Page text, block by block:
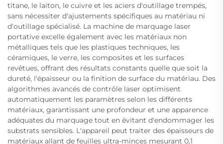
titane, le laiton, le cuivre et les aciers d'outillage trempés,
sans nécessiter d'ajustements spécifiques au matériau ni
d'outillage spécialisé. La machine de marquage laser
portative excelle également avec les matériaux non
métalliques tels que les plastiques techniques, les
céramiques, le verre, les composites et les surfaces
revêtues, offrant des résultats constants quelle que soit la
dureté, l'épaisseur ou la finition de surface du matériau. Des
algorithmes avancés de contrôle laser optimisent
automatiquement les paramètres selon les différents
matériaux, garantissant une profondeur et une apparence
adéquates du marquage tout en évitant d'endommager les
substrats sensibles. L'appareil peut traiter des épaisseurs de
matériaux allant de feuilles ultra-minces mesurant 0,1